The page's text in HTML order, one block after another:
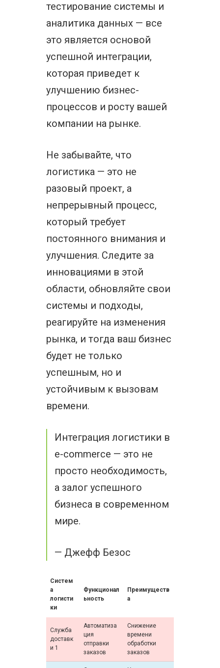
тестирование системы и
аналитика данных — все
это является основой
успешной интеграции,
которая приведет к
улучшению бизнес-
процессов и росту вашей
компании на рынке.
Не забывайте, что
логистика — это не
разовый проект, а
непрерывный процесс,
который требует
постоянного внимания и
улучшения. Следите за
инновациями в этой
области, обновляйте свои
системы и подходы,
реагируйте на изменения
рынка, и тогда ваш бизнес
будет не только
успешным, но и
устойчивым к вызовам
времени.
Интеграция логистики в
e-commerce — это не
просто необходимость,
а залог успешного
бизнеса в современном
мире.
— Джефф Безос
Систем
а
логисти
ки
Функционал
ьность
Преимуществ
а
Служба
доставк
и 1
Автоматиза
ция
отправки
заказов
Снижение
времени
обработки
заказов